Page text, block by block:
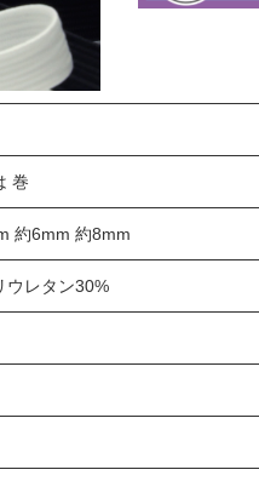
巻
約6mm 約8mm
ウレタン30%